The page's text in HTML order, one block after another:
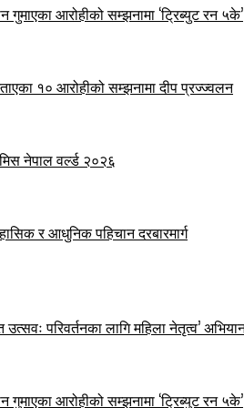
गुमाएका आरोहीको सम्झनामा ‘ट्रिब्युट रन ५के’
१० आरोहीको सम्झनामा दीप प्रज्ज्वलन
नेपाल वर्ल्ड २०२६
र आधुनिक पहिचान दरबारमार्ग
उत्सवः परिवर्तनका लागि महिला नेतृत्व’
गुमाएका आरोहीको सम्झनामा ‘ट्रिब्युट रन ५के’